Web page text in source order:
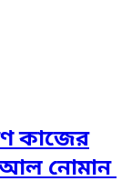
কাজের
আল নোমান